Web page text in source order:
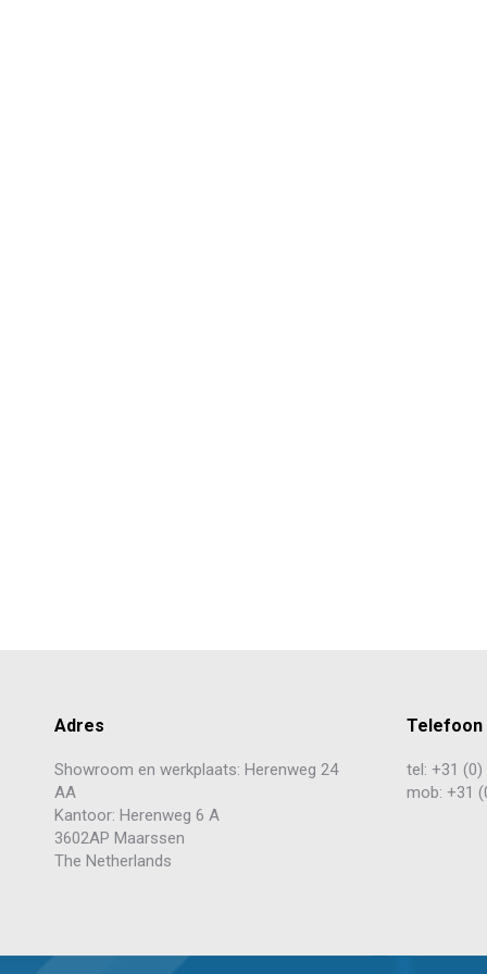
Adres
Showroom en werkplaats: Herenweg 24
AA
Kantoor: Herenweg 6 A
3602AP Maarssen
The Netherlands
Telefoon
tel: +31 (0)
mob: +31